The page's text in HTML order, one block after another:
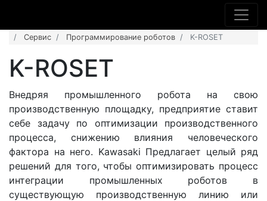
Сервис Программирование роботов K-ROSET
K-ROSET
Внедряя промышленного робота на свою
производственную площадку, предприятие ставит
себе задачу по оптимизации производственного
процесса, снижению влияния человеческого
фактора на него. Kawasaki Предлагает целый ряд
решений для того, чтобы оптимизировать процесс
интеграции промышленных роботов в
существующую производственную линию или